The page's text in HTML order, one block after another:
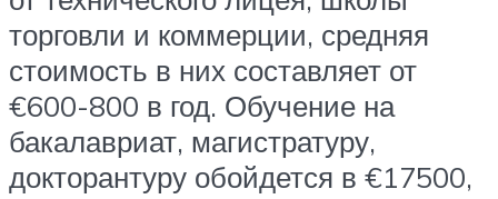
торговли и коммерции, средняя
стоимость в них составляет от
€600-800 в год. Обучение на
бакалавриат, магистратуру,
докторантуру обойдется в €17500,